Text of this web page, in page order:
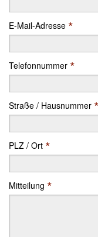
E-Mail-Adresse *
Telefonnummer *
Straße / Hausnummer *
PLZ / Ort *
Mitteilung *